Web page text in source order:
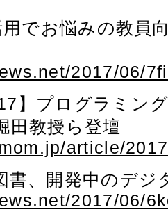
用でお悩みの教員
2017/06/
】プログラミン
教授ら登壇
article/
書、開発中のデジ
2017/06/